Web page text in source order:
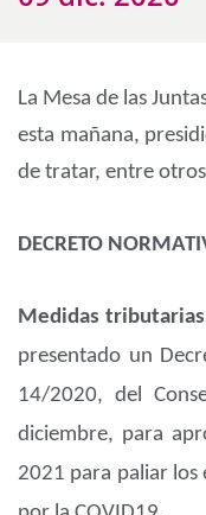
La Mesa de las
esta mañana,
de tratar, entre
DECRETO
Medidas
presentado un
14/2020, del
diciembre, para
2021 para paliar los